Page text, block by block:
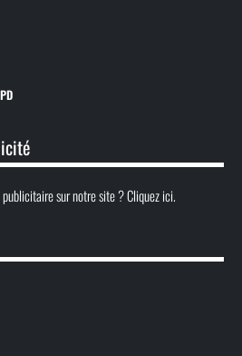
sur notre site ? Cliquez ici.